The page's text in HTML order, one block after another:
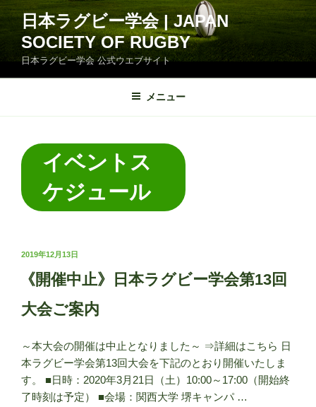
コ
ン
ツ
日本ラグビー学会 | JAPAN
SOCIETY OF RUGBY
日本ラグビー学会 公式ウエブサイト
メニュー
イベントス
ケジュール
投
日:
2019年12月13日
《開催中止》日本ラグビー学会第13回
大会ご案内
～本大会の開催は中止となりました～ ⇒詳細はこちら 日
本ラグビー学会第13回大会を下記のとおり開催いたしま
す。 ■日時：2020年3月21日（土）10:00～17:00（開始終
了時刻は予定） ■会場：関西大学 堺キャンパ …